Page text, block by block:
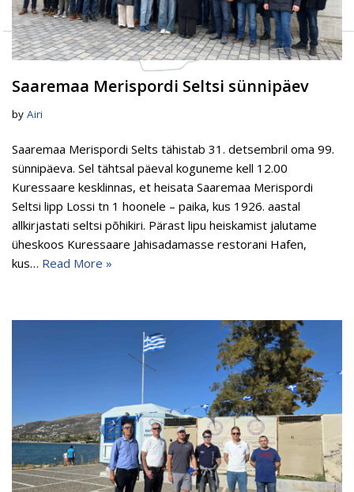
Saaremaa Merispordi Seltsi sünnipäev
by Airi
Saaremaa Merispordi Selts tähistab 31. detsembril oma 99.
sünnipäeva. Sel tähtsal päeval koguneme kell 12.00
Kuressaare kesklinnas, et heisata Saaremaa Merispordi
Seltsi lipp Lossi tn 1 hoonele – paika, kus 1926. aastal
allkirjastati seltsi põhikiri. Pärast lipu heiskamist jalutame
üheskoos Kuressaare Jahisadamasse restorani Hafen,
kus… Read More »